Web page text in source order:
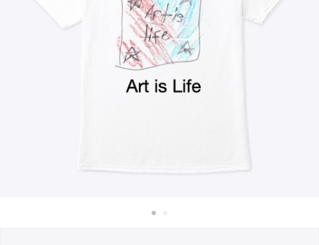
Venda en todas partes
Venda lo que sea